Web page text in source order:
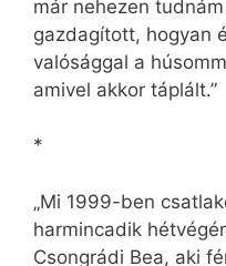
már nehezen
gazdagított, hogyan
valósággal a
amivel akkor táplált.”
*
„Mi 1999-ben
harmincadik
Csongrádi Bea, aki